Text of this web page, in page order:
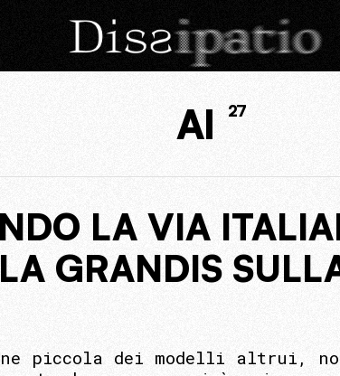
AI 27
LA VIA
GRANDIS
piccola dei modelli altrui,